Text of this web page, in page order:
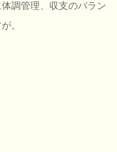
調管理、収支のバラン
。